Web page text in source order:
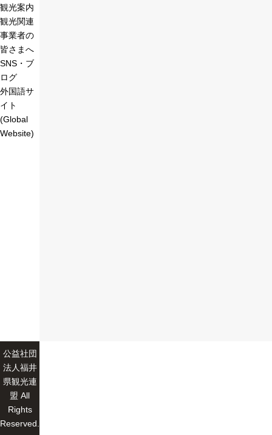
観光案内
観光関連
事業者の
皆さまへ
SNS・ブ
ログ
外国語サ
イト
(Global
Website)
公益社団
法人福井
県観光連
盟 All
Rights
Reserved.